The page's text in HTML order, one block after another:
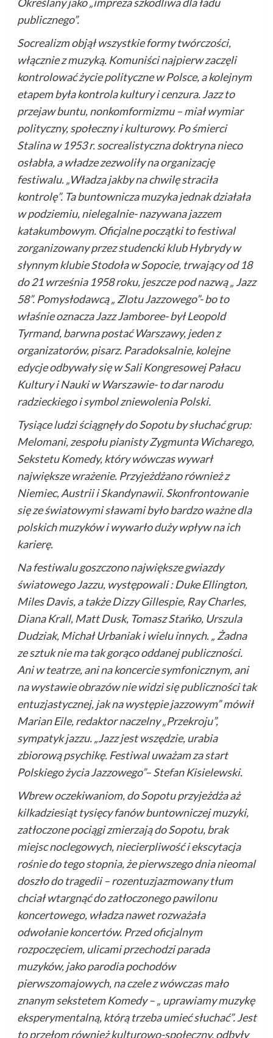
publicznego”.
Socrealizm objął wszystkie formy twórczości,
włącznie z muzyką. Komuniści najpierw zaczęli
kontrolować życie polityczne w Polsce, a kolejnym
etapem była kontrola kultury i cenzura. Jazz to
przejaw buntu, nonkomformizmu – miał wymiar
polityczny, społeczny i kulturowy. Po śmierci
Stalina w 1953 r. socrealistyczna doktryna nieco
osłabła, a władze zezwoliły na organizację
festiwalu. „Władza jakby na chwilę straciła
kontrolę”. Ta buntownicza muzyka jednak działała
w podziemiu, nielegalnie- nazywana jazzem
katakumbowym. Oficjalne początki to festiwal
zorganizowany przez studencki klub Hybrydy w
słynnym klubie Stodoła w Sopocie, trwający od 18
do 21 września 1958 roku, jeszcze pod nazwą „ Jazz
58”. Pomysłodawcą „ Zlotu Jazzowego”- bo to
właśnie oznacza Jazz Jamboree- był Leopold
Tyrmand, barwna postać Warszawy, jeden z
organizatorów, pisarz. Paradoksalnie, kolejne
edycje odbywały się w Sali Kongresowej Pałacu
Kultury i Nauki w Warszawie- to dar narodu
radzieckiego i symbol zniewolenia Polski.
Tysiące ludzi ściągnęły do Sopotu by słuchać grup:
Melomani, zespołu pianisty Zygmunta Wicharego,
Sekstetu Komedy, który wówczas wywarł
największe wrażenie. Przyjeżdżano również z
Niemiec, Austrii i Skandynawii. Skonfrontowanie
się ze światowymi sławami było bardzo ważne dla
polskich muzyków i wywarło duży wpływ na ich
karierę.
Na festiwalu goszczono największe gwiazdy
światowego Jazzu, występowali : Duke Ellington,
Miles Davis, a także Dizzy Gillespie, Ray Charles,
Diana Krall, Matt Dusk, Tomasz Stańko, Urszula
Dudziak, Michał Urbaniak i wielu innych. „ Żadna
ze sztuk nie ma tak gorąco oddanej publiczności.
Ani w teatrze, ani na koncercie symfonicznym, ani
na wystawie obrazów nie widzi się publiczności tak
entuzjastycznej, jak na występie jazzowym” mówił
Marian Eile, redaktor naczelny „Przekroju”,
sympatyk jazzu. „Jazz jest wszędzie, urabia
zbiorową psychikę. Festiwal uważam za start
Polskiego życia Jazzowego”– Stefan Kisielewski.
Wbrew oczekiwaniom, do Sopotu przyjeżdża aż
kilkadziesiąt tysięcy fanów buntowniczej muzyki,
zatłoczone pociągi zmierzają do Sopotu, brak
miejsc noclegowych, niecierpliwość i ekscytacja
rośnie do tego stopnia, że pierwszego dnia nieomal
doszło do tragedii – rozentuzjazmowany tłum
chciał wtargnąć do zatłoczonego pawilonu
koncertowego, władza nawet rozważała
odwołanie koncertów. Przed oficjalnym
rozpoczęciem, ulicami przechodzi parada
muzyków, jako parodia pochodów
pierwszomajowych, na czele z wówczas mało
znanym sekstetem Komedy – „ uprawiamy muzykę
eksperymentalną, którą trzeba umieć słuchać”. Jest
to przełom również kulturowo-społeczny, odbyły